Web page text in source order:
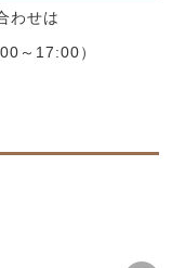
わせは
～17:00）